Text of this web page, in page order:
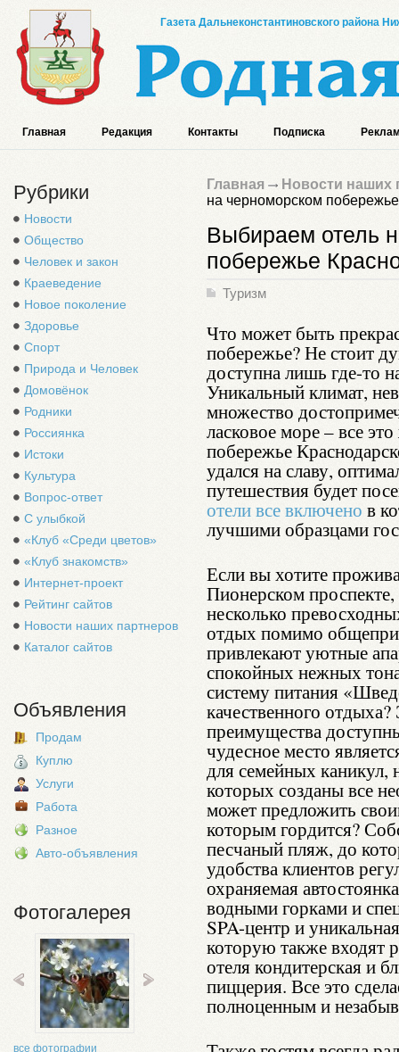
Газета Дальнеконстантиновского района
Главная Редакция Контакты Подписка
Рубрики
Новости
Общество
Человек и закон
Краеведение
Новое поколение
Здоровье
Спорт
Природа и Человек
Домовёнок
Родники
Россиянка
Истоки
Культура
Вопрос-ответ
С улыбкой
«Клуб «Среди цветов»
«Клуб знакомств»
Интернет-проект
Рейтинг сайтов
Новости наших партнеров
Каталог сайтов
Объявления
Продам
Куплю
Услуги
Работа
Разное
Авто-объявления
Фотогалерея
все фотографии
Главная
Новости наших
на черноморском
Выбираем отель
побережье
Туризм
Что может быть
побережье? Не стоит
доступна лишь где-то
Уникальный климат,
множество
ласковое море – все
побережье
удался на славу,
путешествия будет
отели все включено в
лучшими образцами
Если вы хотите
Пионерском
несколько
отдых помимо
привлекают уютные
спокойных нежных
систему питания
качественного
преимущества
чудесное место
для семейных каникул,
которых созданы все
может предложить
которым гордится?
песчаный пляж, до
удобства клиентов
охраняемая
водными горками и
SPA-центр и
которую также входят
отеля кондитерская и
пиццерия. Все это
полноценным и